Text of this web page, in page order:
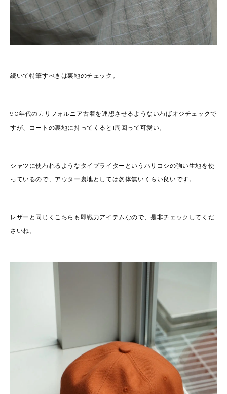
続いて特筆すべきは裏地のチェック。
90年代のカリフォルニア古着を連想させるようないわばオジチェックで
すが、コートの裏地に持ってくると1周回って可愛い。
シャツに使われるようなタイプライターというハリコシの強い生地を使
っているので、アウター裏地としては勿体無いくらい良いです。
レザーと同じくこちらも即戦力アイテムなので、是非チェックしてくだ
さいね。